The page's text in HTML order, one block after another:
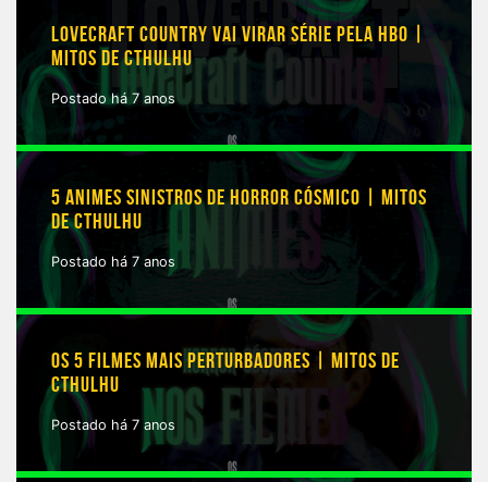
LOVECRAFT COUNTRY VAI VIRAR SÉRIE PELA HBO |
MITOS DE CTHULHU
Postado há 7 anos
5 ANIMES SINISTROS DE HORROR CÓSMICO | MITOS
DE CTHULHU
Postado há 7 anos
OS 5 FILMES MAIS PERTURBADORES | MITOS DE
CTHULHU
Postado há 7 anos